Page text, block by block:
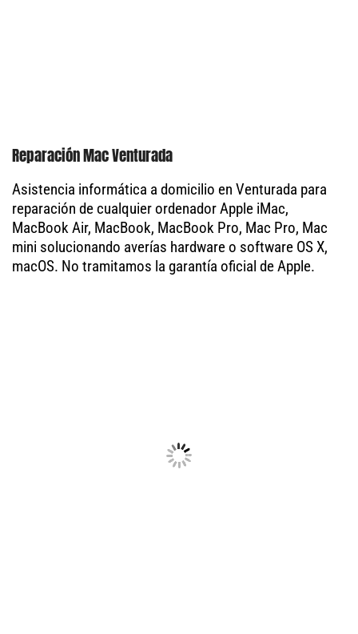
Reparación Mac Venturada
Asistencia informática a domicilio en Venturada para
reparación de cualquier ordenador Apple iMac,
MacBook Air, MacBook, MacBook Pro, Mac Pro, Mac
mini solucionando averías hardware o software OS X,
macOS. No tramitamos la garantía oficial de Apple.